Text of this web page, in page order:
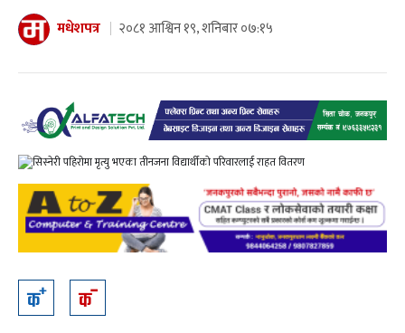
मधेशपत्र २०८१ आश्विन १९, शनिबार ०७:१५